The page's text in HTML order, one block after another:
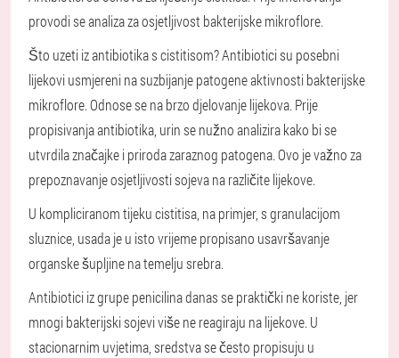
provodi se analiza za osjetljivost bakterijske mikroflore.
Što uzeti iz antibiotika s cistitisom? Antibiotici su posebni
lijekovi usmjereni na suzbijanje patogene aktivnosti bakterijske
mikroflore. Odnose se na brzo djelovanje lijekova. Prije
propisivanja antibiotika, urin se nužno analizira kako bi se
utvrdila značajke i priroda zaraznog patogena. Ovo je važno za
prepoznavanje osjetljivosti sojeva na različite lijekove.
U kompliciranom tijeku cistitisa, na primjer, s granulacijom
sluznice, usada je u isto vrijeme propisano usavršavanje
organske šupljine na temelju srebra.
Antibiotici iz grupe penicilina danas se praktički ne koriste, jer
mnogi bakterijski sojevi više ne reagiraju na lijekove. U
stacionarnim uvjetima, sredstva se često propisuju u